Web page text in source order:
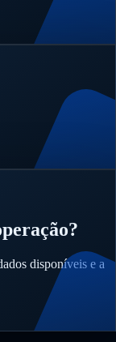
disponíveis e a